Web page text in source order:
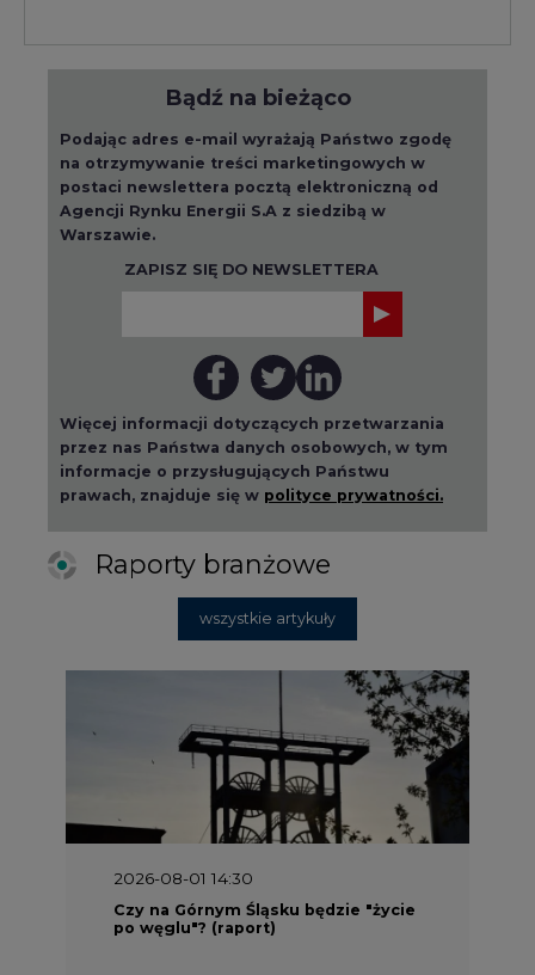
Podając adres e-mail wyrażają Państwo zgodę
na otrzymywanie treści marketingowych w
postaci newslettera pocztą elektroniczną od
Agencji Rynku Energii S.A z siedzibą w
Warszawie.
ZAPISZ SIĘ DO NEWSLETTERA
Więcej informacji dotyczących przetwarzania
przez nas Państwa danych osobowych, w tym
informacje o przysługujących Państwu
prawach, znajduje się w polityce prywatności.
Raporty branżowe
2026-08-01 14:30
Czy na Górnym Śląsku będzie "życie
po węglu"? (raport)